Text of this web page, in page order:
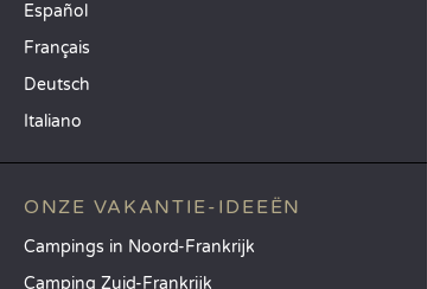
Español
Français
Deutsch
Italiano
ONZE VAKANTIE-IDEEËN
Campings in Noord-Frankrijk
Camping Zuid-Frankrijk